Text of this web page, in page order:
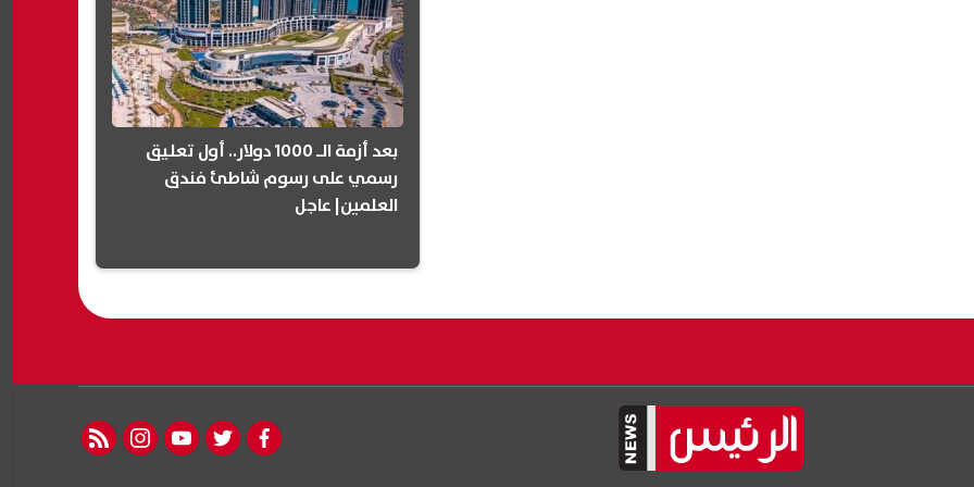
بعد أزمة الـ 1000 دولار.. أول تعليق
رسمي على رسوم شاطئ فندق
العلمين| عاجل
facebook
twitter
youtube
instagram
rss feed